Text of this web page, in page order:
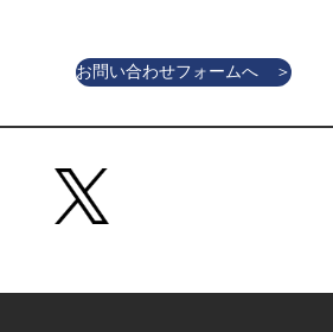
お問い合わせフォームへ ＞